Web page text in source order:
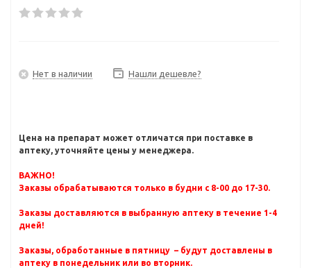
Нет в наличии Нашли дешевле?
Цена на препарат может отличатся при поставке в
аптеку, уточняйте цены у менеджера.
ВАЖНО!
Заказы обрабатываются только в будни с 8-00 до 17-30.
Заказы доставляются в выбранную аптеку в течение 1-4
дней!
Заказы, обработанные в пятницу – будут доставлены в
аптеку в понедельник или во вторник.